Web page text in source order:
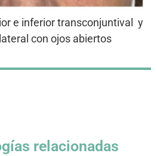
e inferior transconjuntival y
con ojos abiertos
relacionadas